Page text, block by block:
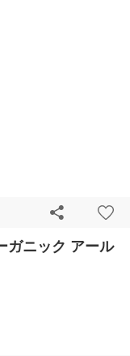
ガニック アール